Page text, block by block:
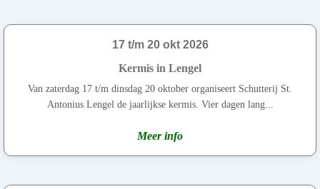
17 t/m 20 okt 2026
Kermis in Lengel
Van zaterdag 17 t/m dinsdag 20 oktober organiseert Schutterij St.
Antonius Lengel de jaarlijkse kermis. Vier dagen lang...
Meer info